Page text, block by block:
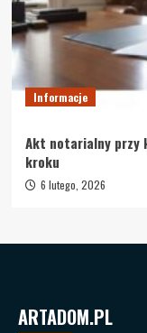
Informacje
Akt notarialny przy
kroku
6 lutego, 2026
ARTADOM.PL